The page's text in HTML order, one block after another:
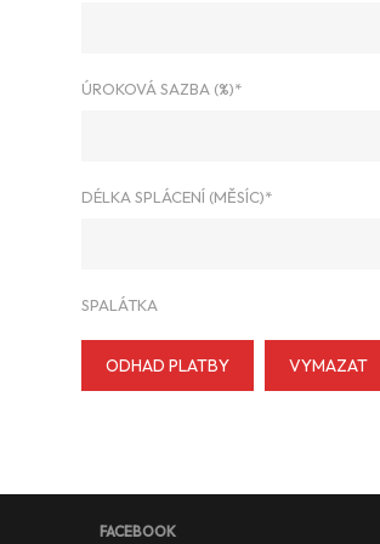
ÚROKOVÁ SAZBA (%)*
DÉLKA SPLÁCENÍ (MĚSÍC)*
SPALÁTKA
ODHAD PLATBY VYMAZAT
FACEBOOK